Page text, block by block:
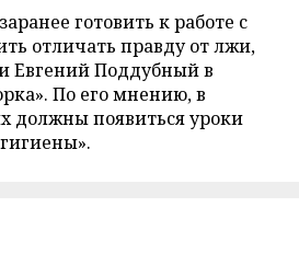
готовить к работе с
отличать правду от лжи,
Евгений Поддубный в
По его мнению, в
должны появиться уроки